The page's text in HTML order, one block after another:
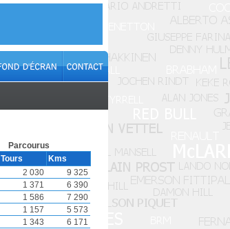
Parcourus
Tours
Kms
2 030
9 325
1 371
6 390
1 586
7 290
1 157
5 573
1 343
6 171